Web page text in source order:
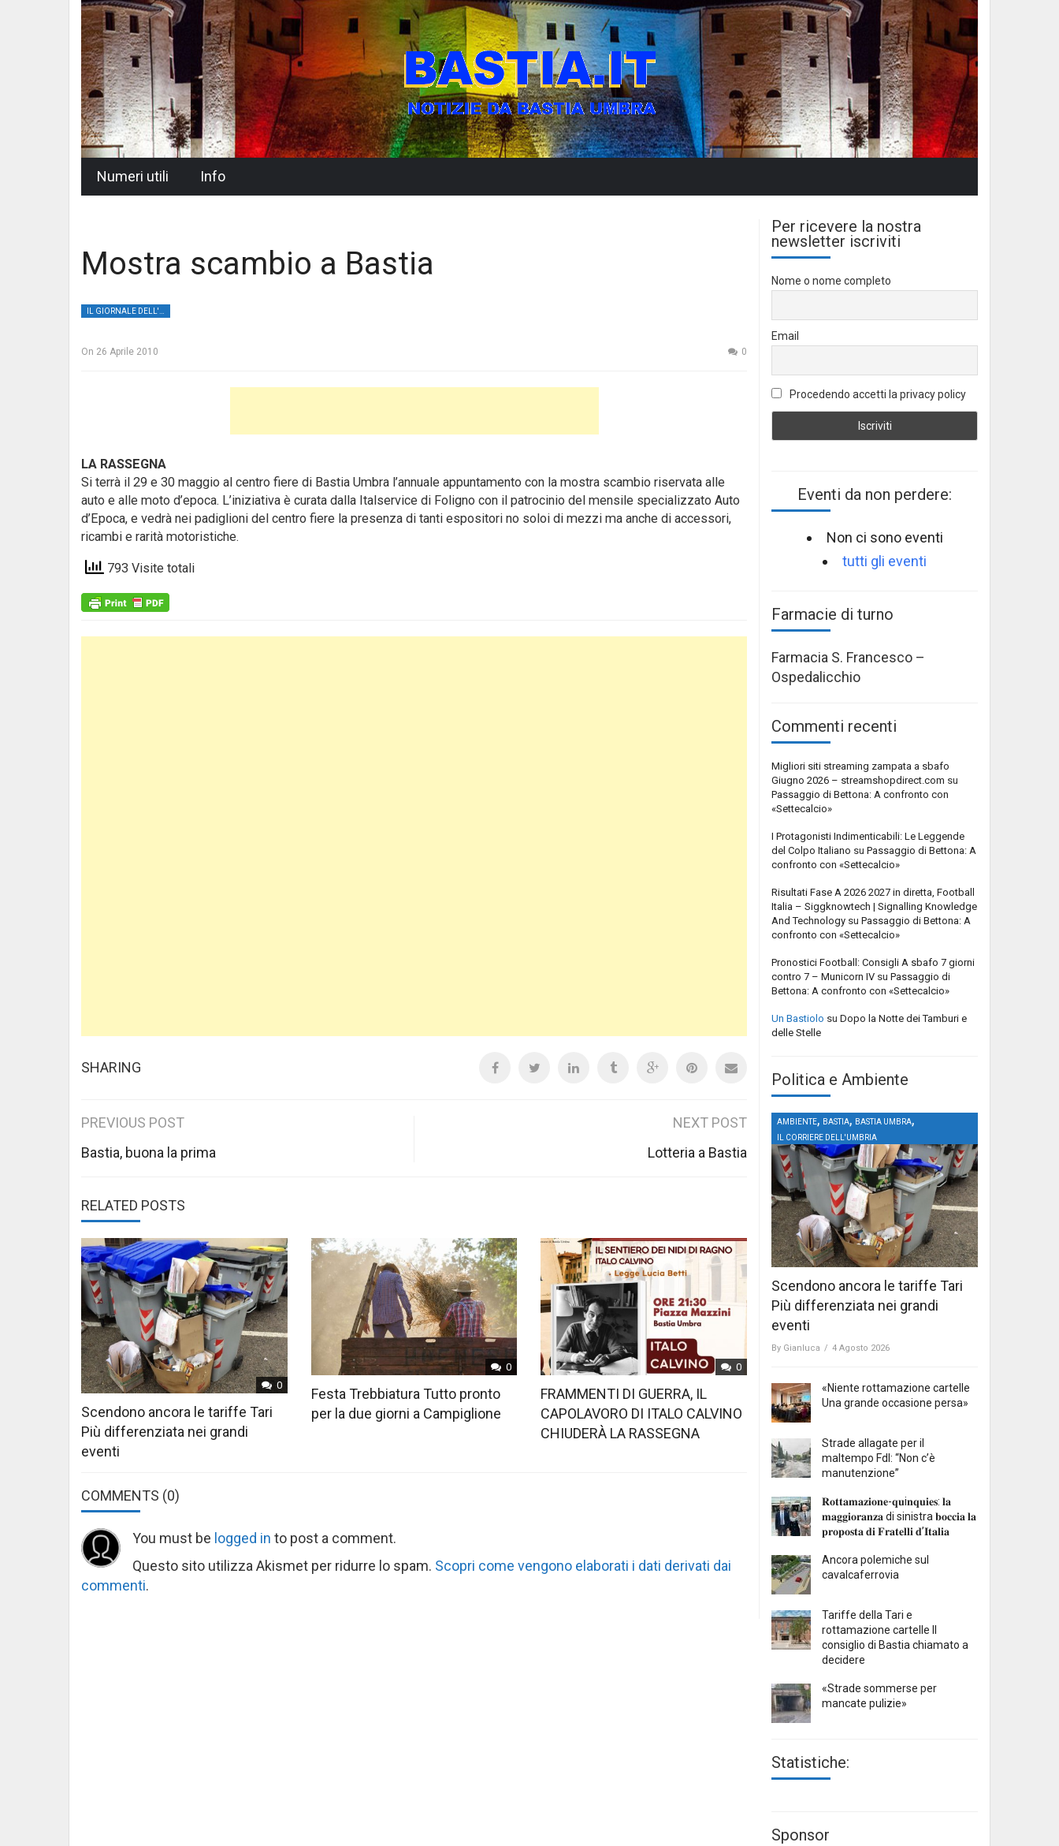
Numeri utili Info
Mostra scambio a Bastia
On 26 Aprile 2010 0
LA RASSEGNA
Si terrà il 29 e 30 maggio al centro fiere di Bastia Umbra l’annuale appuntamento con la mostra scambio riservata alle
auto e alle moto d’epoca. L’iniziativa è curata dalla Italservice di Foligno con il patrocinio del mensile specializzato Auto
d’Epoca, e vedrà nei padiglioni del centro fiere la presenza di tanti espositori no soloi di mezzi ma anche di accessori,
ricambi e rarità motoristiche.
793 Visite totali
SHARING
Post
navigation
PREVIOUS POST
Bastia, buona la prima
NEXT POST
Lotteria a Bastia
RELATED POSTS
0
Scendono ancora le tariffe Tari
Più differenziata nei grandi
eventi
0
Festa Trebbiatura Tutto pronto
per la due giorni a Campiglione
0
FRAMMENTI DI GUERRA, IL
CAPOLAVORO DI ITALO CALVINO
CHIUDERÀ LA RASSEGNA
COMMENTS (0)
You must be logged in to post a comment.
Questo sito utilizza Akismet per ridurre lo spam. Scopri come vengono elaborati i dati derivati dai
commenti.
Per ricevere la nostra
newsletter iscriviti
Nome o nome completo
Email
Procedendo accetti la privacy policy
Eventi da non perdere:
Non ci sono eventi
tutti gli eventi
Farmacie di turno
Farmacia S. Francesco –
Ospedalicchio
Commenti recenti
Migliori siti streaming zampata a sbafo
Giugno 2026 – streamshopdirect.com su
Passaggio di Bettona: A confronto con
«Settecalcio»
I Protagonisti Indimenticabili: Le Leggende
del Colpo Italiano su Passaggio di Bettona: A
confronto con «Settecalcio»
Risultati Fase A 2026 2027 in diretta, Football
Italia – Siggknowtech | Signalling Knowledge
And Technology su Passaggio di Bettona: A
confronto con «Settecalcio»
Pronostici Football: Consigli A sbafo 7 giorni
contro 7 – Municorn IV su Passaggio di
Bettona: A confronto con «Settecalcio»
Un Bastiolo su Dopo la Notte dei Tamburi e
delle Stelle
Politica e Ambiente
AMBIENTE, BASTIA, BASTIA UMBRA,
IL CORRIERE DELL'UMBRIA
Scendono ancora le tariffe Tari
Più differenziata nei grandi
eventi
By Gianluca / 4 Agosto 2026
«Niente rottamazione cartelle
Una grande occasione persa»
Strade allagate per il
maltempo FdI: “Non c’è
manutenzione”
𝐑𝐨𝐭𝐭𝐚𝐦𝐚𝐳𝐢𝐨𝐧𝐞-𝐪𝐮i𝐧𝐪𝐮𝐢𝐞𝐬: 𝐥𝐚
𝐦𝐚𝐠𝐠𝐢𝐨𝐫𝐚𝐧𝐳𝐚 di sinistra 𝐛𝐨𝐜𝐜𝐢𝐚 𝐥𝐚
𝐩𝐫𝐨𝐩𝐨𝐬𝐭𝐚 𝐝𝐢 𝐅𝐫𝐚𝐭𝐞𝐥𝐥𝐢 𝐝’𝐈𝐭𝐚𝐥𝐢𝐚
Ancora polemiche sul
cavalcaferrovia
Tariffe della Tari e
rottamazione cartelle Il
consiglio di Bastia chiamato a
decidere
«Strade sommerse per
mancate pulizie»
Statistiche:
Sponsor